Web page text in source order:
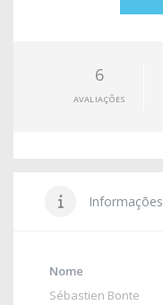
6
AVALIAÇÕES
Informações
Nome
Sébastien Bonte